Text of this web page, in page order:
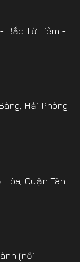
Bắc Từ Liêm -
Hải Phòng
Quận Tân
(nối